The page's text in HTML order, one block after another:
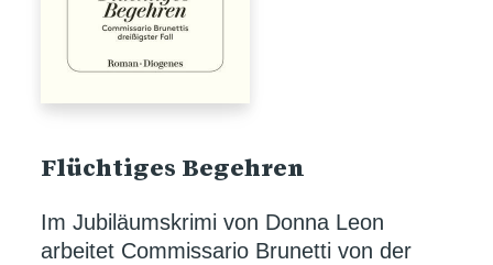
Flüchtiges Begehren
Im Jubiläumskrimi von Donna Leon
arbeitet Commissario Brunetti von der